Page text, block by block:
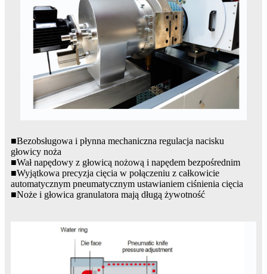
■Bezobsługowa i płynna mechaniczna regulacja nacisku
głowicy noża
■Wał napędowy z głowicą nożową i napędem bezpośrednim
■Wyjątkowa precyzja cięcia w połączeniu z całkowicie
automatycznym pneumatycznym ustawianiem ciśnienia cięcia
■Noże i głowica granulatora mają długą żywotność